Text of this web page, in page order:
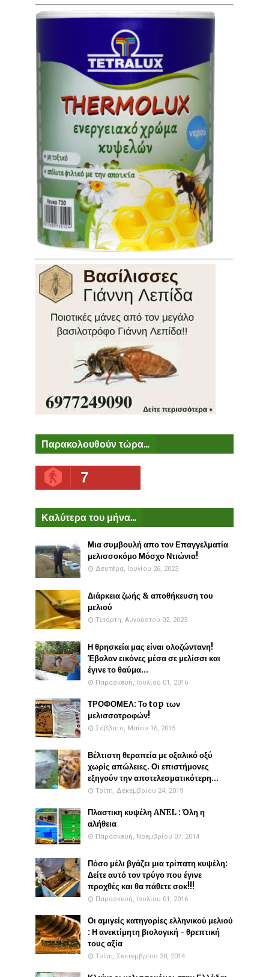
Παρακολουθούν τώρα...
7
Καλύτερα του μήνα...
Μια συμβουλή απο τον Επαγγελματία
μελισσοκόμο Μόσχο Ντιώνια!
Δευτέρα, Ιουνίου 26, 2023
Διάρκεια ζωής & αποθήκευση του
μελιού
Τετάρτη, Αυγούστου 02, 2023
Η θρησκεία μας είναι ολοζώντανη!
Έβαλαν εικόνες μέσα σε μελίσσι και
έγινε το θαύμα...
Παρασκευή, Ιουλίου 01, 2016
ΤΡΟΦΟΜΕΛ: Το top των
μελισσοτροφών!
Σάββατο, Μαΐου 16, 2015
Βέλτιστη θεραπεία με οξαλικό οξύ
χωρίς απώλειες. Οι επιστήμονες
εξηγούν την αποτελεσματικότερη...
Τρίτη, Δεκεμβρίου 24, 2019
Πλαστικη κυψέλη ANEL : Όλη η
αλήθεια
Παρασκευή, Νοεμβρίου 07, 2014
Πόσο μέλι βγάζει μια τρίπατη κυψέλη:
Δείτε αυτό τον τρύγο που έγινε
προχθές και θα πάθετε σοκ!!!
Παρασκευή, Ιουλίου 01, 2016
Οι αμιγείς κατηγορίες ελληνικού μελιού
: Η ανεκτίμητη βιολογική - θρεπτική
τους αξία
Τρίτη, Σεπτεμβρίου 30, 2014